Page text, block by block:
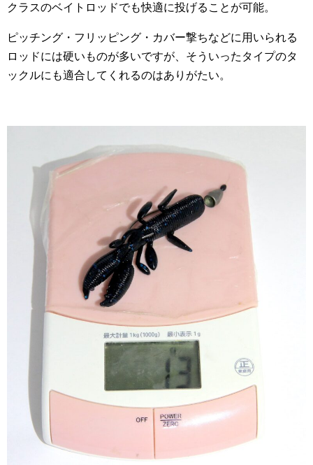
クラスのベイトロッドでも快適に投げることが可能。
ピッチング・フリッピング・カバー撃ちなどに用いられる
ロッドには硬いものが多いですが、そういったタイプのタ
ックルにも適合してくれるのはありがたい。